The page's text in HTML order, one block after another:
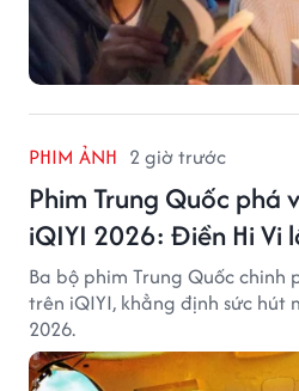
PHIM ẢNH 2 giờ trước
Phim Trung Quốc phá
iQIYI 2026: Điền Hi Vi
Ba bộ phim Trung Quốc chinh
trên iQIYI, khẳng định sức hút
2026.